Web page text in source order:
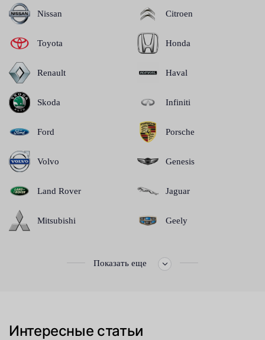
Nissan
Toyota
Renault
Skoda
Ford
Volvo
Land Rover
Mitsubishi
Citroen
Honda
Haval
Infiniti
Porsche
Genesis
Jaguar
Geely
Показать еще
Интересные статьи